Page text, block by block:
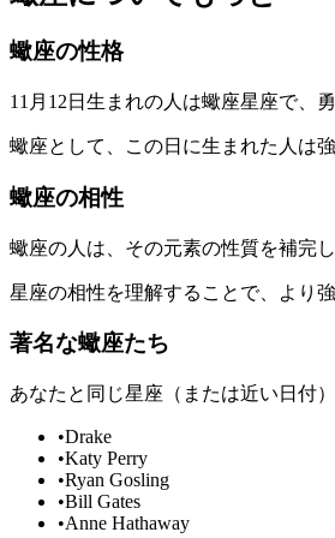
蠍座の性格
11月12日生まれの人は蠍座星座で、
蠍座として、この日に生まれた人は
蠍座の相性
蠍座の人は、その元素の性質を補完
星座の相性を理解することで、より
著名な蠍座たち
あなたと同じ星座（または近い日付
•Drake
•Katy Perry
•Ryan Gosling
•Bill Gates
•Anne Hathaway